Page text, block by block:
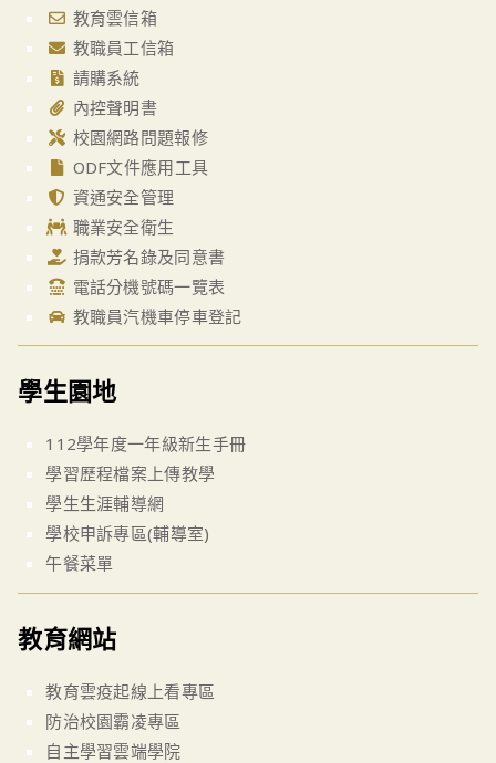
教育雲信箱
教職員工信箱
請購系統
內控聲明書
校園網路問題報修
ODF文件應用工具
資通安全管理
職業安全衛生
捐款芳名錄及同意書
電話分機號碼一覽表
教職員汽機車停車登記
學生園地
112學年度一年級新生手冊
學習歷程檔案上傳教學
學生生涯輔導網
學校申訴專區(輔導室)
午餐菜單
教育網站
教育雲疫起線上看專區
防治校園霸凌專區
自主學習雲端學院